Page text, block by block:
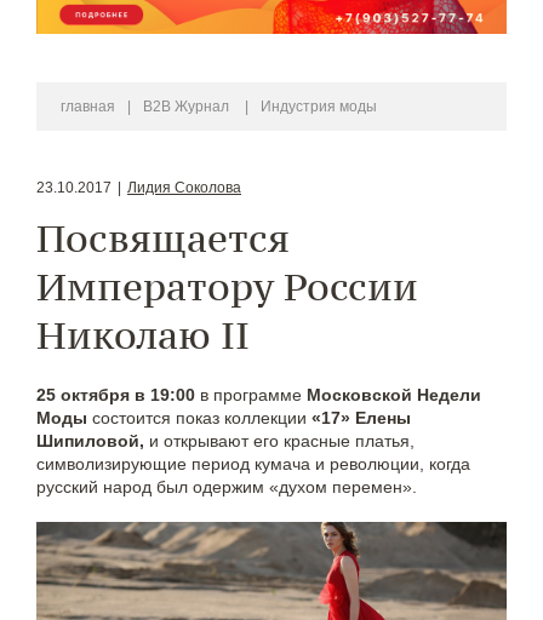
главная B2B Журнал Индустрия моды
23.10.2017 Лидия Соколова
Посвящается
Императору России
Николаю II
25 октября в 19:00 в программе Московской Недели
Моды состоится показ коллекции «17» Елены
Шипиловой, и открывают его красные платья,
символизирующие период кумача и революции, когда
русский народ был одержим «духом перемен».